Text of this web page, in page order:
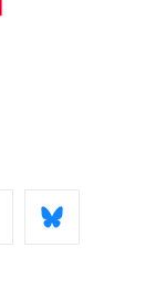
Technology